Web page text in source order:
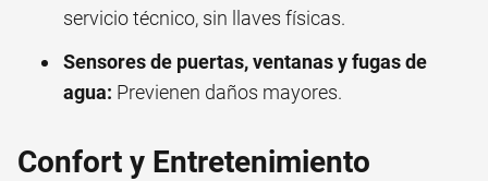
servicio técnico, sin llaves físicas.
Sensores de puertas, ventanas y fugas de
agua: Previenen daños mayores.
Confort y Entretenimiento